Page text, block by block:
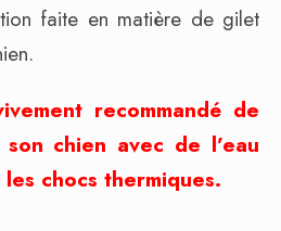
faite en matière de gilet
recommandé de
chien avec de l’eau
chocs thermiques.